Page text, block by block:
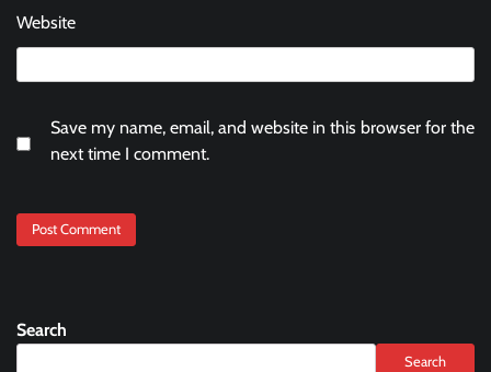
Website
Save my name, email, and website in this browser for the
next time I comment.
Search
Search